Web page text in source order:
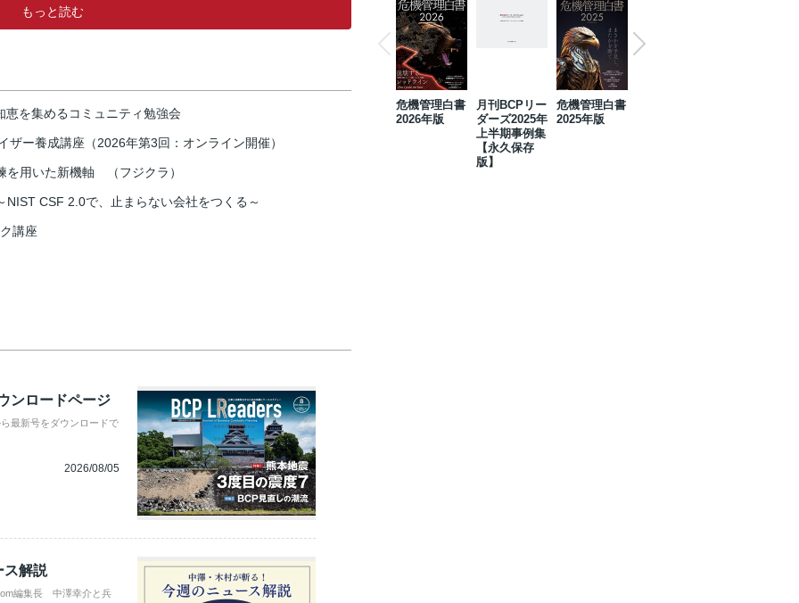
もっと読む
恵を集めるコミュニティ勉強会
ザー養成講座（2026年第3回：オンライン開催）
を用いた新機軸 （フジクラ）
CSF 2.0で、止まらない会社をつくる～
講座
ンロードページ
最新号をダウンロードで
2026/08/05
ス解説
編集長 中澤幸介と兵
危機管理白書
2026年版
月刊BCPリー
ダーズ2025年
上半期事例集
【永久保存
版】
危機管理白書
2025年版